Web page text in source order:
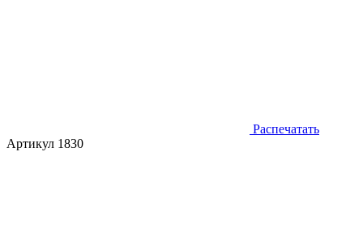
Распечатать
Артикул 1830